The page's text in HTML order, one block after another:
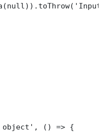
object', () => {